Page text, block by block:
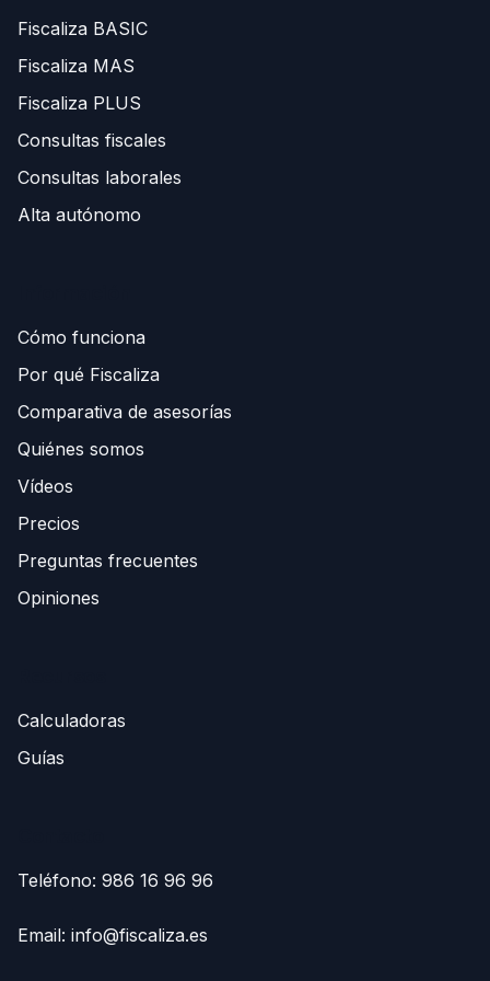
Fiscaliza BASIC
Fiscaliza MAS
Fiscaliza PLUS
Consultas fiscales
Consultas laborales
Alta autónomo
Cómo funciona
Por qué Fiscaliza
Comparativa de asesorías
Quiénes somos
Vídeos
Precios
Preguntas frecuentes
Opiniones
Calculadoras
Guías
Teléfono: 986 16 96 96
Email: info@fiscaliza.es